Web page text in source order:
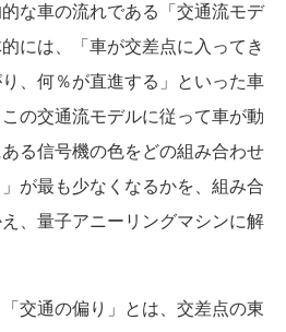
な車の流れである「交通流モデ
には、「車が交差点に入ってき
、何％が直進する」といった車
の交通流モデルに従って車が動
る信号機の色をどの組み合わせ
が最も少なくなるかを、組み合
、量子アニーリングマシンに解
交通の偏り」とは、交差点の東